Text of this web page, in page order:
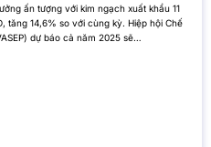
ấn tượng với kim ngạch xuất khẩu 11
tăng 14,6% so với cùng kỳ. Hiệp hội Chế
dự báo cả năm 2025 sẽ…